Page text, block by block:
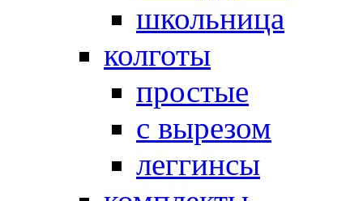
школьница
колготы
простые
с вырезом
леггинсы